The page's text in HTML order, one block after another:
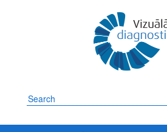
Search